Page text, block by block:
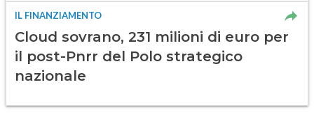
IL FINANZIAMENTO
Cloud sovrano, 231 milioni di euro per
il post-Pnrr del Polo strategico
nazionale